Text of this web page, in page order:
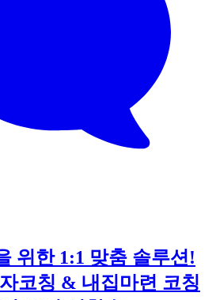
위한 1:1 맞춤 솔루션!
코칭 & 내집마련 코칭